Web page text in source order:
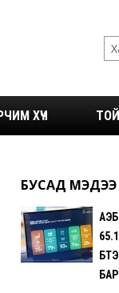
ХҮЧ
БУСАД МЭДЭЭ